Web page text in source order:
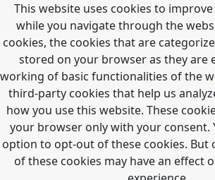
This website uses cookies to
while you navigate through the
cookies, the cookies that are
stored on your browser as they are
working of basic functionalities of the
third-party cookies that help us
how you use this website. These
your browser only with your consent.
option to opt-out of these cookies. But
of these cookies may have an effect